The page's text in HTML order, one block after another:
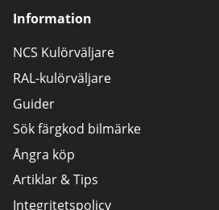
Information
NCS Kulörväljare
RAL-kulörväljare
Guider
Sök färgkod bilmärke
Ångra köp
Artiklar & Tips
Integritetspolicy